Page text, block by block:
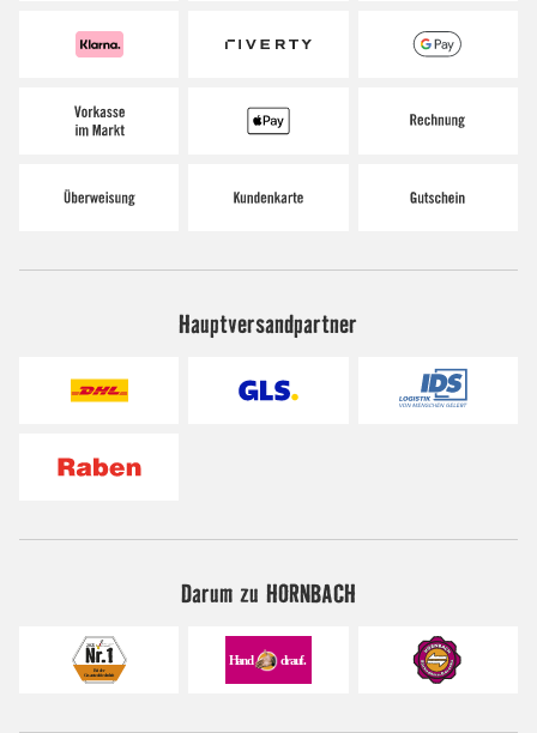
Hauptversandpartner
Darum zu HORNBACH